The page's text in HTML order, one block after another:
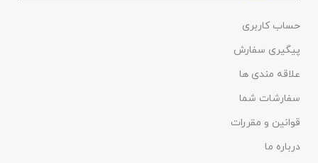
حساب کاربری
پیگیری سفارش
علاقه مندی ها
سفارشات شما
قوانین و مقررات
درباره ما